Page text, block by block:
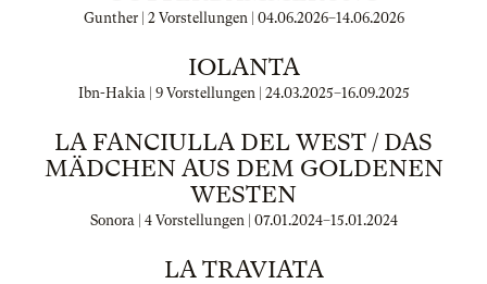
Gunther | 2 Vorstellungen | 04.06.2026–14.06.2026
IOLANTA
Ibn-Hakia | 9 Vorstellungen | 24.03.2025–16.09.2025
LA FANCIULLA DEL WEST / DAS
MÄDCHEN AUS DEM GOLDENEN
WESTEN
Sonora | 4 Vorstellungen | 07.01.2024–15.01.2024
LA TRAVIATA